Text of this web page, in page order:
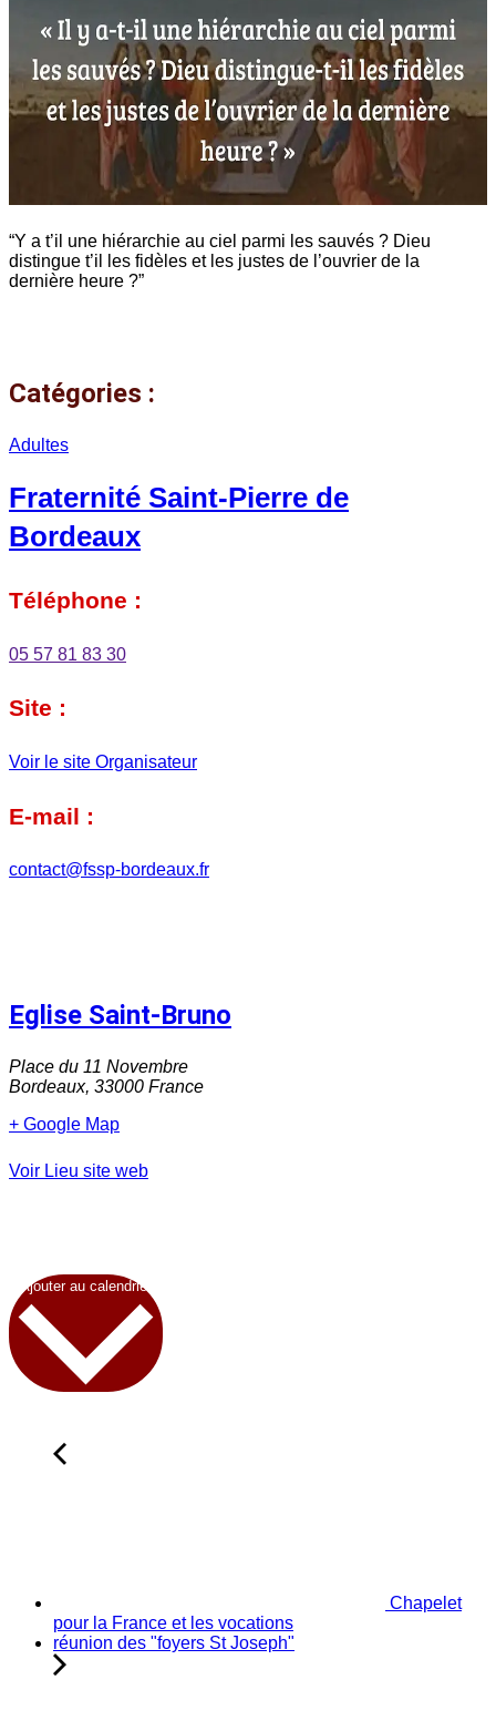
“Y a t’il une hiérarchie au ciel parmi les sauvés ? Dieu
distingue t’il les fidèles et les justes de l’ouvrier de la
dernière heure ?”
Catégories :
Adultes
Fraternité Saint-Pierre de
Bordeaux
Téléphone :
05 57 81 83 30
Site :
Voir le site Organisateur
E-mail :
contact@fssp-bordeaux.fr
Eglise Saint-Bruno
Place du 11 Novembre
Bordeaux, 33000 France
+ Google Map
Voir Lieu site web
Chapelet
pour la France et les vocations
réunion des "foyers St Joseph"